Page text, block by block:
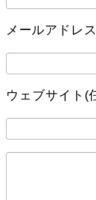
メールアドレ
ウェブサイト(